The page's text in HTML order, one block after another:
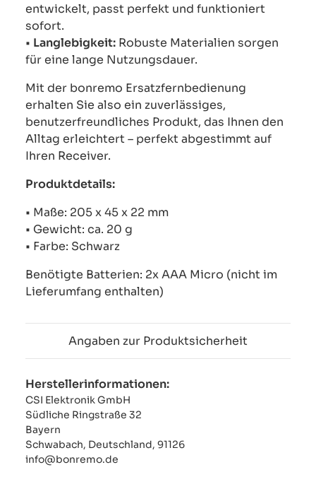
entwickelt, passt perfekt und funktioniert
sofort.
• Langlebigkeit: Robuste Materialien sorgen
für eine lange Nutzungsdauer.
Mit der bonremo Ersatzfernbedienung
erhalten Sie also ein zuverlässiges,
benutzerfreundliches Produkt, das Ihnen den
Alltag erleichtert – perfekt abgestimmt auf
Ihren Receiver.
Produktdetails:
• Maße: 205 x 45 x 22 mm
• Gewicht: ca. 20 g
• Farbe: Schwarz
Benötigte Batterien: 2x AAA Micro (nicht im
Lieferumfang enthalten)
Angaben zur Produktsicherheit
Herstellerinformationen:
CSI Elektronik GmbH
Südliche Ringstraße 32
Bayern
Schwabach, Deutschland, 91126
info@bonremo.de